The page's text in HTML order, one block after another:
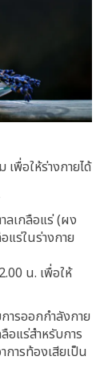
เพื่อให้ร่างกายได้
ลเกลือแร่ (ผง
แร่ในร่างกาย
น. เพื่อให้
ารออกกำลังกาย
อแร่สำหรับการ
ารท้องเสียเป็น